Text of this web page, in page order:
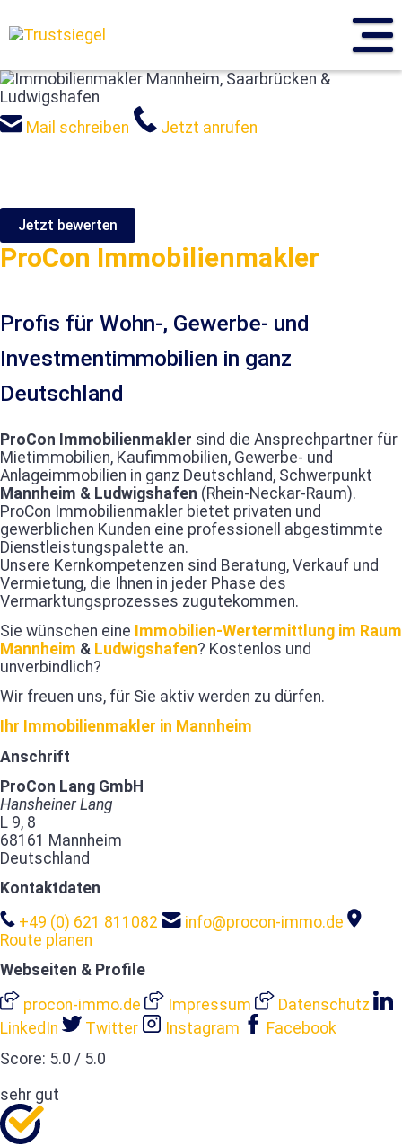
zum
Inhalt
Mail schreiben Jetzt anrufen
Jetzt bewerten
ProCon Immobilienmakler
Profis für Wohn-, Gewerbe- und
Investmentimmobilien in ganz
Deutschland
ProCon Immobilienmakler sind die Ansprechpartner für
Mietimmobilien, Kaufimmobilien, Gewerbe- und
Anlageimmobilien in ganz Deutschland, Schwerpunkt
Mannheim & Ludwigshafen (Rhein-Neckar-Raum).
ProCon Immobilienmakler bietet privaten und
gewerblichen Kunden eine professionell abgestimmte
Dienstleistungspalette an.
Unsere Kernkompetenzen sind Beratung, Verkauf und
Vermietung, die Ihnen in jeder Phase des
Vermarktungsprozesses zugutekommen.
Sie wünschen eine Immobilien-Wertermittlung im Raum
Mannheim & Ludwigshafen? Kostenlos und
unverbindlich?
Wir freuen uns, für Sie aktiv werden zu dürfen.
Ihr Immobilienmakler in Mannheim
Anschrift
ProCon Lang GmbH
Hansheiner Lang
L 9, 8
68161 Mannheim
Deutschland
Kontaktdaten
+49 (0) 621 811082
info@procon-immo.de
Route planen
Webseiten & Profile
procon-immo.de
Impressum
Datenschutz
LinkedIn
Twitter Instagram
Facebook
Score: 5.0 / 5.0
sehr gut